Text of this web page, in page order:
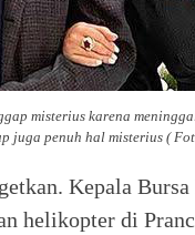
misterius karena
juga penuh hal misterius (
Kepala
helikopter di